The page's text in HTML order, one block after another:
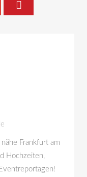
Frankfurt am
Hochzeiten,